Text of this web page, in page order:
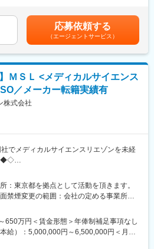
め、医師からの知名度も高く、深い関係
】
people/yh/
る業務
数は7～10件程度です。
ほどあり、様々な領域に関わることがで
マニュアル作成なども行っています。
やメール、SMSなど様々なコミュニケー
あらゆる面で患者様をサポートしており
！★
・育休復帰率95%なので、長期就業が
（9:00～18:00）、土日祝含め月20日程
応じてカスタマイズした研修を行ってお
ルセンターでのご就業が初めての方でも
与補足＞■昇給：能力評価年1回（目標管
算賞与制度あり：年1回賃金はあくまでも
を通じて上下する可能性があります。月
めた表記です。
応募依頼する
（エージェントサービス）
ＭＳＬ <メディカルサイエンス
／メーカー転籍実績有
株式会社
でメディカルサイエンスリエゾンを未経
◆◇
ト製薬企業でのMSL業務に携わります。
医学・科学的なエビデンスや高度な専門
のあるお仕事です。
キーオピニオンリーダー）のマネジメント
：東京都を拠点として活動を頂きます。
禁煙変更の範囲：会社の定める事業所
650万円＜賃金形態＞年俸制補足事項なし
給）：5,000,000円～6,500,000円＜月額